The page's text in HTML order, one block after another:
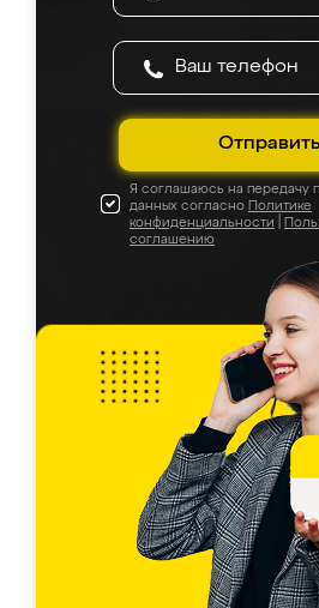
Отправить
Я соглашаюсь на передачу
данных согласно Политике
конфиденциальности
соглашению